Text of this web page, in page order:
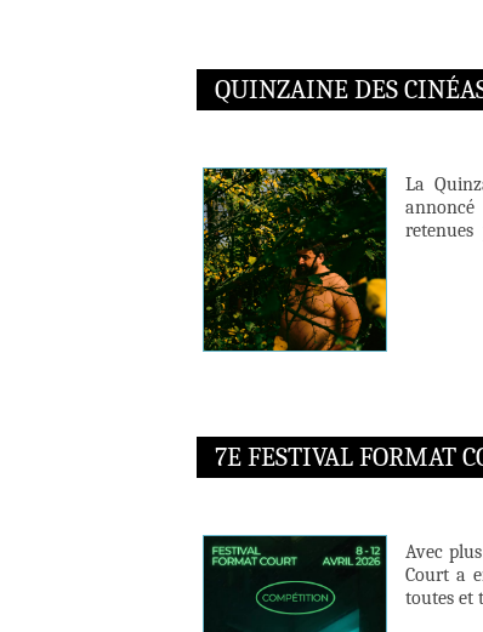
QUINZAINE DES
La
retenues
7E FESTIVAL FORMAT
Avec
Court a
toutes et